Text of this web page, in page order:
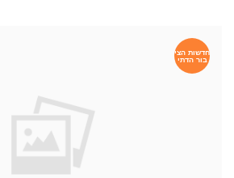
חדשות הצי
בור הדתי